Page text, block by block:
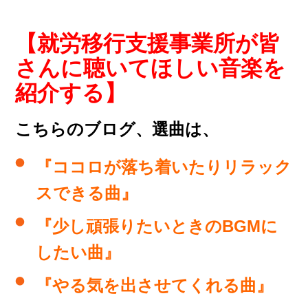
【就労移行支援事業所が皆
さんに聴いてほしい音楽を
紹介する】
こちらのブログ、選曲は、
『ココロが落ち着いたりリラック
スできる曲』
『少し頑張りたいときのBGMに
したい曲』
『やる気を出させてくれる曲』